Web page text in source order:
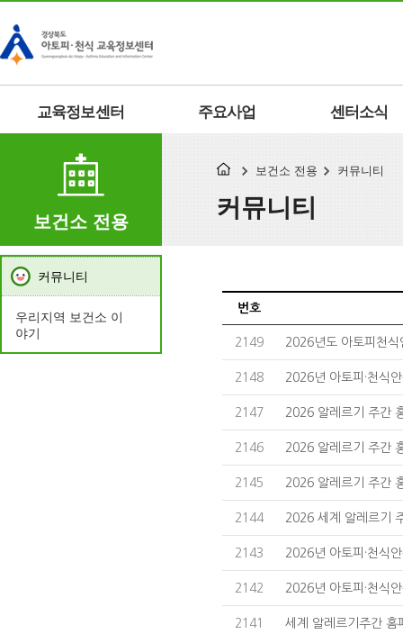
교육정보센터 주요사업 센터소식
보건소 전용
보건소 전용 커뮤니티
커뮤니티
커뮤니티
우리지역 보건소 이
야기
번호
2149 2026년도 아토피천
2148 2026년 아토피·천식
2147 2026 알레르기 주간
2146 2026 알레르기 주간
2145 2026 알레르기 주간
2144 2026 세계 알레르기
2143 2026년 아토피·천식
2142 2026년 아토피·천식
2141 세계 알레르기주간 홈